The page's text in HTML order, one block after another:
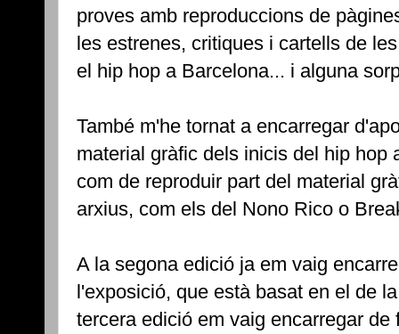
proves amb reproduccions de
les estrenes, critiques i cartells de
el hip hop a Barcelona... i alguna
També m'he tornat a encarregar
material gràfic dels inicis del hip hop
com de reproduir part del material
arxius, com els del Nono Rico o
A la segona edició ja em vaig
l'exposició, que està basat en el de
tercera edició em vaig encarregar